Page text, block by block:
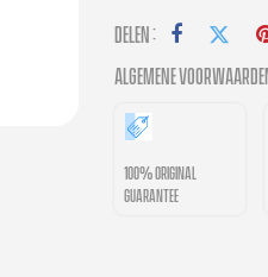
Delen :
Algemene
100% original
guarantee